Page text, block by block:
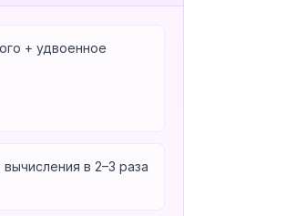
+ удвоенное
в 2–3 раза